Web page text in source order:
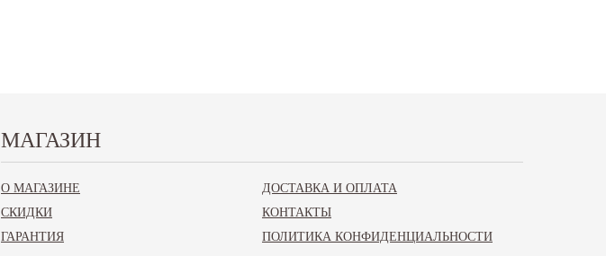
МАГАЗИН
О МАГАЗИНЕ
ДОСТАВКА И ОПЛАТА
СКИДКИ
КОНТАКТЫ
ГАРАНТИЯ
ПОЛИТИКА КОНФИДЕНЦИАЛЬНОСТИ